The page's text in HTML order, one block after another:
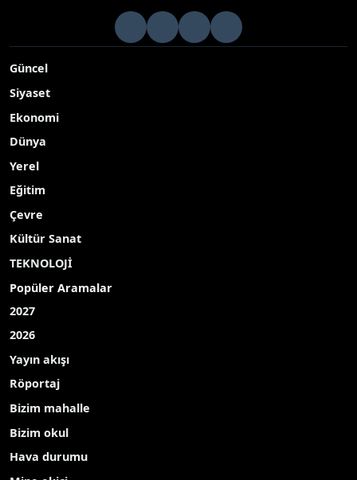
Güncel
Siyaset
Ekonomi
Dünya
Yerel
Eğitim
Çevre
Kültür Sanat
TEKNOLOJİ
Popüler Aramalar
2027
2026
Yayın akışı
Röportaj
Bizim mahalle
Bizim okul
Hava durumu